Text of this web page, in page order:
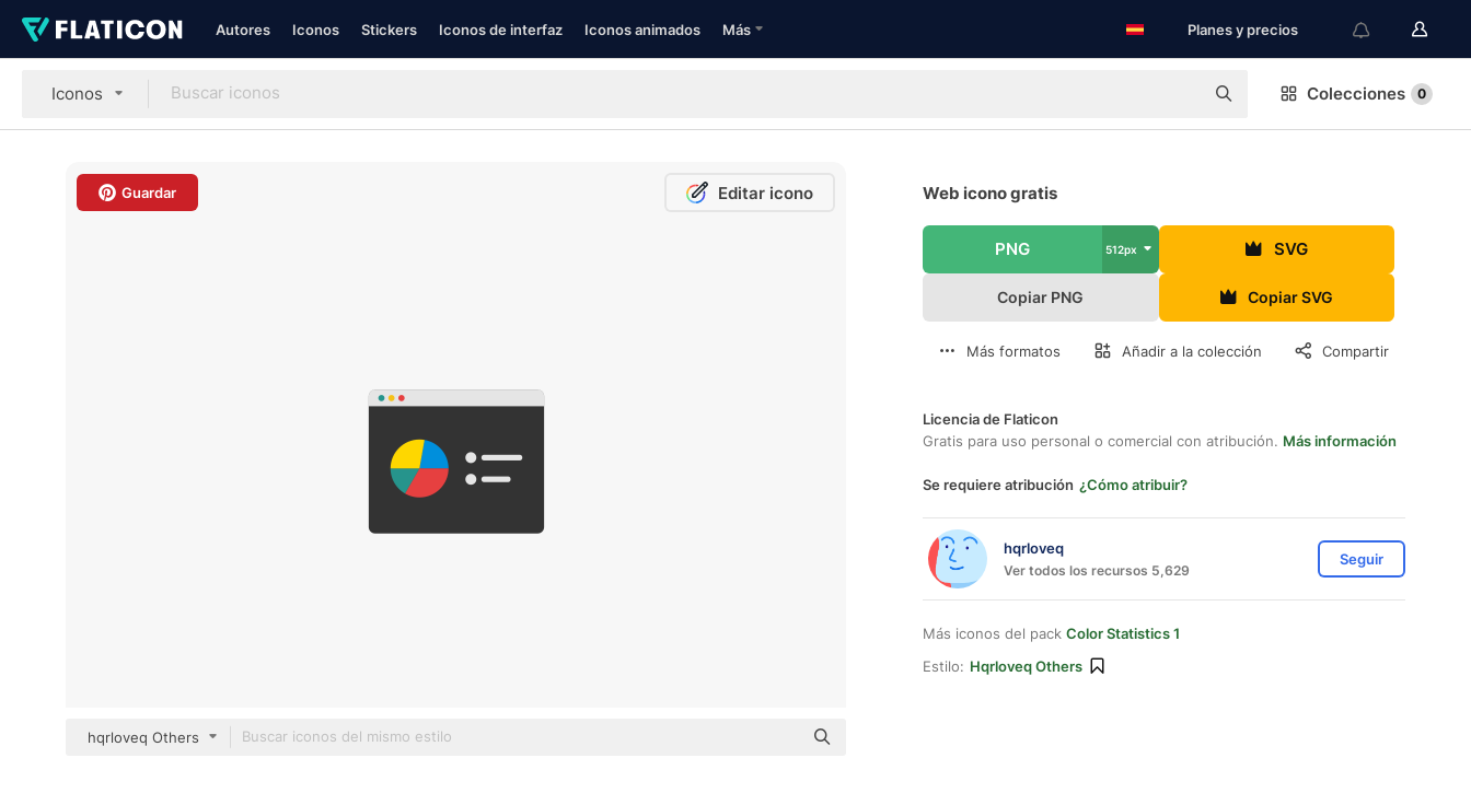
Autores Iconos Stickers Iconos de interfaz Iconos animados Más Planes y precios
Iconos Colecciones 0
Guardar Editar icono
hqrloveq Others
Web icono gratis
PNG 512px SVG
Copiar PNG Copiar SVG
Más formatos Añadir a la colección Compartir
Licencia de Flaticon
Gratis para uso personal o comercial con atribución. Más información
Se requiere atribución ¿Cómo atribuir?
hqrloveq
Ver todos los recursos 5,629
Seguir
Más iconos del pack Color Statistics 1
Estilo: Hqrloveq Others